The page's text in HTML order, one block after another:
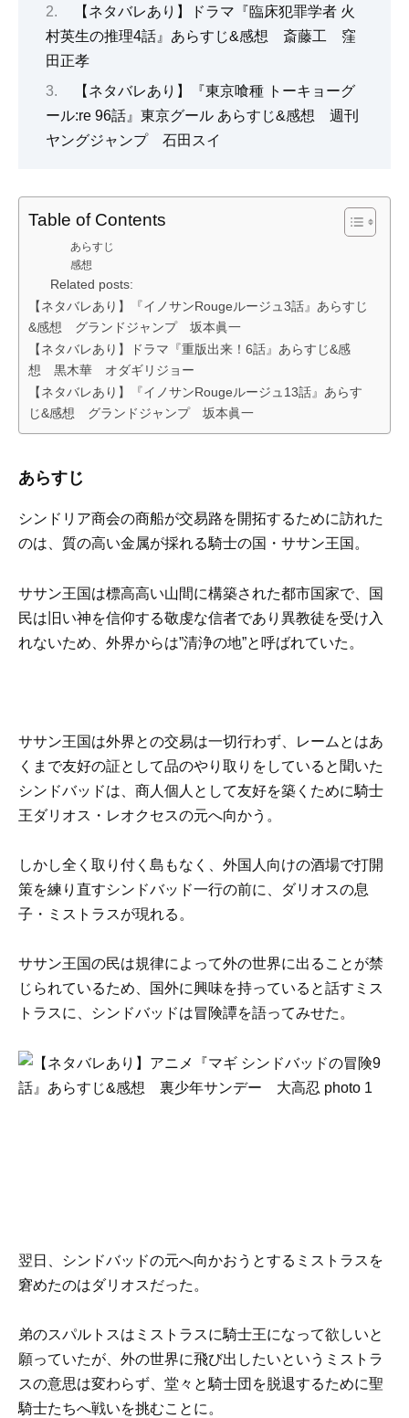
【ネタバレあり】ドラマ『臨床犯罪学者 火
村英生の推理4話』あらすじ&感想 斎藤工 窪
田正孝
【ネタバレあり】『東京喰種 トーキョーグ
ール:re 96話』東京グール あらすじ&感想 週刊
ヤングジャンプ 石田スイ
Table of Contents
あらすじ
感想
Related posts:
【ネタバレあり】『イノサンRougeルージュ3話』あらすじ
&感想 グランドジャンプ 坂本眞一
【ネタバレあり】ドラマ『重版出来！6話』あらすじ&感
想 黒木華 オダギリジョー
【ネタバレあり】『イノサンRougeルージュ13話』あらす
じ&感想 グランドジャンプ 坂本眞一
あらすじ
シンドリア商会の商船が交易路を開拓するために訪れた
のは、質の高い金属が採れる騎士の国・ササン王国。
ササン王国は標高高い山間に構築された都市国家で、国
民は旧い神を信仰する敬虔な信者であり異教徒を受け入
れないため、外界からは”清浄の地”と呼ばれていた。
ササン王国は外界との交易は一切行わず、レームとはあ
くまで友好の証として品のやり取りをしていると聞いた
シンドバッドは、商人個人として友好を築くために騎士
王ダリオス・レオクセスの元へ向かう。
しかし全く取り付く島もなく、外国人向けの酒場で打開
策を練り直すシンドバッド一行の前に、ダリオスの息
子・ミストラスが現れる。
ササン王国の民は規律によって外の世界に出ることが禁
じられているため、国外に興味を持っていると話すミス
トラスに、シンドバッドは冒険譚を語ってみせた。
翌日、シンドバッドの元へ向かおうとするミストラスを
窘めたのはダリオスだった。
弟のスパルトスはミストラスに騎士王になって欲しいと
願っていたが、外の世界に飛び出したいというミストラ
スの意思は変わらず、堂々と騎士団を脱退するために聖
騎士たちへ戦いを挑むことに。